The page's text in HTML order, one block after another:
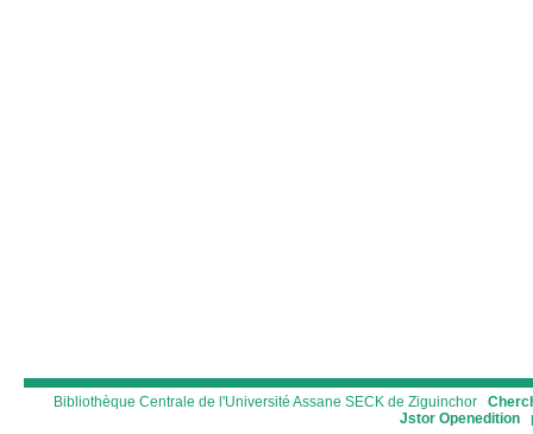
Bibliothèque Centrale de l'Université Assane SECK de Ziguinchor
Jstor Openedition